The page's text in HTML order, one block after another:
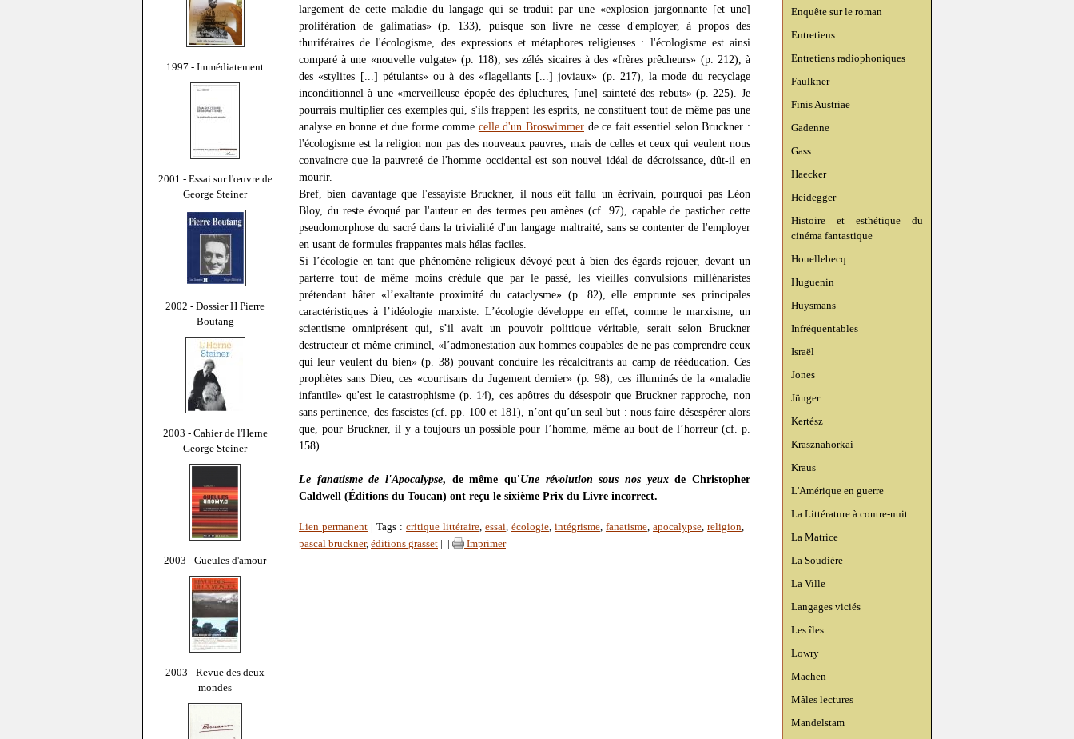
1997 - Immédiatement
2001 - Essai sur l'œuvre de
George Steiner
2002 - Dossier H Pierre
Boutang
2003 - Cahier de l'Herne
George Steiner
2003 - Gueules d'amour
2003 - Revue des deux
mondes
Enquête sur le roman
Entretiens
Entretiens radiophoniques
Faulkner
Finis Austriae
Gadenne
Gass
Haecker
Heidegger
Histoire et esthétique du
cinéma fantastique
Houellebecq
Huguenin
Huysmans
Infréquentables
Israël
Jones
Jünger
Kertész
Krasznahorkai
Kraus
L'Amérique en guerre
La Littérature à contre-nuit
La Matrice
La Soudière
La Ville
Langages viciés
Les îles
Lowry
Machen
Mâles lectures
Mandelstam
largement de cette maladie du langage qui se traduit par une «explosion jargonnante [et une]
prolifération de galimatias» (p. 133), puisque son livre ne cesse d'employer, à propos des
thuriféraires de l'écologisme, des expressions et métaphores religieuses : l'écologisme est ainsi
comparé à une «nouvelle vulgate» (p. 118), ses zélés sicaires à des «frères prêcheurs» (p. 212), à
des «stylites [...] pétulants» ou à des «flagellants [...] joviaux» (p. 217), la mode du recyclage
inconditionnel à une «merveilleuse épopée des épluchures, [une] sainteté des rebuts» (p. 225). Je
pourrais multiplier ces exemples qui, s'ils frappent les esprits, ne constituent tout de même pas une
analyse en bonne et due forme comme celle d'un Broswimmer de ce fait essentiel selon Bruckner :
l'écologisme est la religion non pas des nouveaux pauvres, mais de celles et ceux qui veulent nous
convaincre que la pauvreté de l'homme occidental est son nouvel idéal de décroissance, dût-il en
mourir.
Bref, bien davantage que l'essayiste Bruckner, il nous eût fallu un écrivain, pourquoi pas Léon
Bloy, du reste évoqué par l'auteur en des termes peu amènes (cf. 97), capable de pasticher cette
pseudomorphose du sacré dans la trivialité d'un langage maltraité, sans se contenter de l'employer
en usant de formules frappantes mais hélas faciles.
Si l’écologie en tant que phénomène religieux dévoyé peut à bien des égards rejouer, devant un
parterre tout de même moins crédule que par le passé, les vieilles convulsions millénaristes
prétendant hâter «l’exaltante proximité du cataclysme» (p. 82), elle emprunte ses principales
caractéristiques à l’idéologie marxiste. L’écologie développe en effet, comme le marxisme, un
scientisme omniprésent qui, s’il avait un pouvoir politique véritable, serait selon Bruckner
destructeur et même criminel, «l’admonestation aux hommes coupables de ne pas comprendre ceux
qui leur veulent du bien» (p. 38) pouvant conduire les récalcitrants au camp de rééducation. Ces
prophètes sans Dieu, ces «courtisans du Jugement dernier» (p. 98), ces illuminés de la «maladie
infantile» qu'est le catastrophisme (p. 14), ces apôtres du désespoir que Bruckner rapproche, non
sans pertinence, des fascistes (cf. pp. 100 et 181), n’ont qu’un seul but : nous faire désespérer alors
que, pour Bruckner, il y a toujours un possible pour l’homme, même au bout de l’horreur (cf. p.
158).
Le fanatisme de l'Apocalypse, de même qu'Une révolution sous nos yeuxde Christopher
Caldwell (Éditions du Toucan) ont reçu le sixième Prix du Livre incorrect.
Lien permanent | Tags : critique littéraire, essai, écologie, intégrisme, fanatisme, apocalypse, religion,
pascal bruckner, éditions grasset Imprimer